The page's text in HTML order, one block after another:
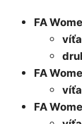
FA
FA
FA